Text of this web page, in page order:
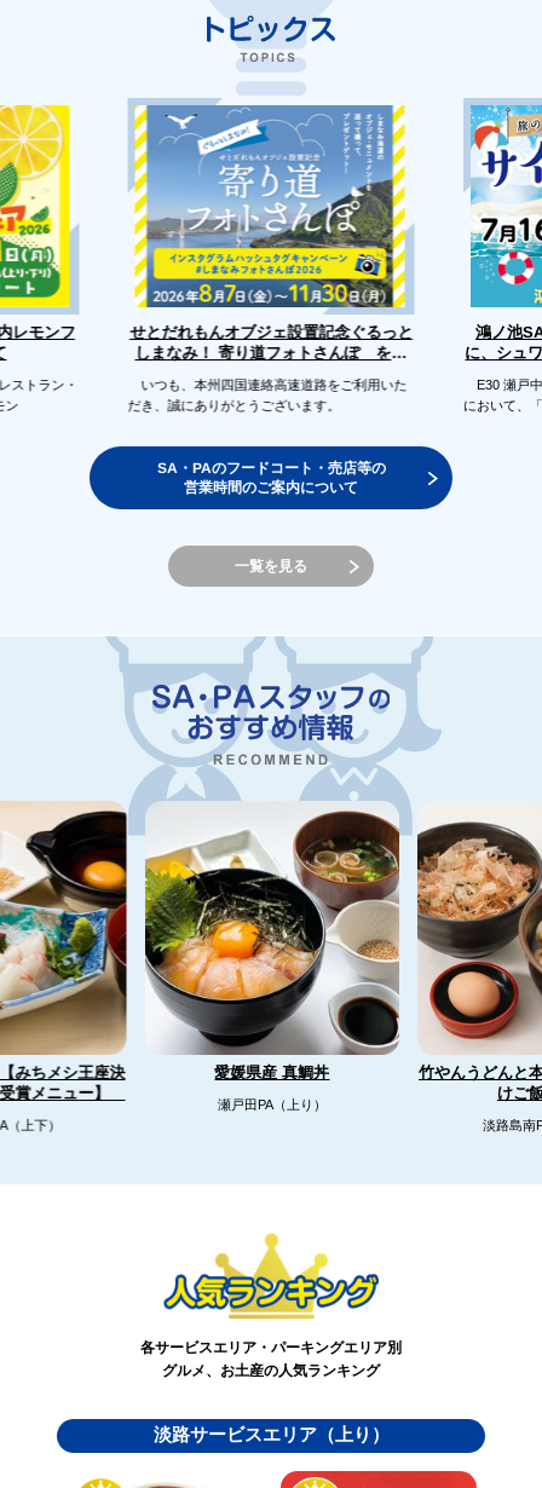
レモンフ
ストラン・
ン
せとだれもんオブジェ設置記念ぐるっと
しまなみ！ 寄り道フォトさんぽ を開
いつも、本州四国連絡高速道路をご利用いた
だき、誠にありがとうございます。
鴻ノ池
に、シュ
E30 瀬戸中
において、
SA・PAのフードコート・売店等の
営業時間のご案内について
一覧を見る
みちメシ王座決
賞メニュー】
（上下）
愛媛県産 真鯛丼
瀬戸田PA（上り）
竹やんうどんと
けご
淡路島南
各サービスエリア・パーキングエリア別
グルメ、お土産の人気ランキング
淡路サービスエリア（上り）